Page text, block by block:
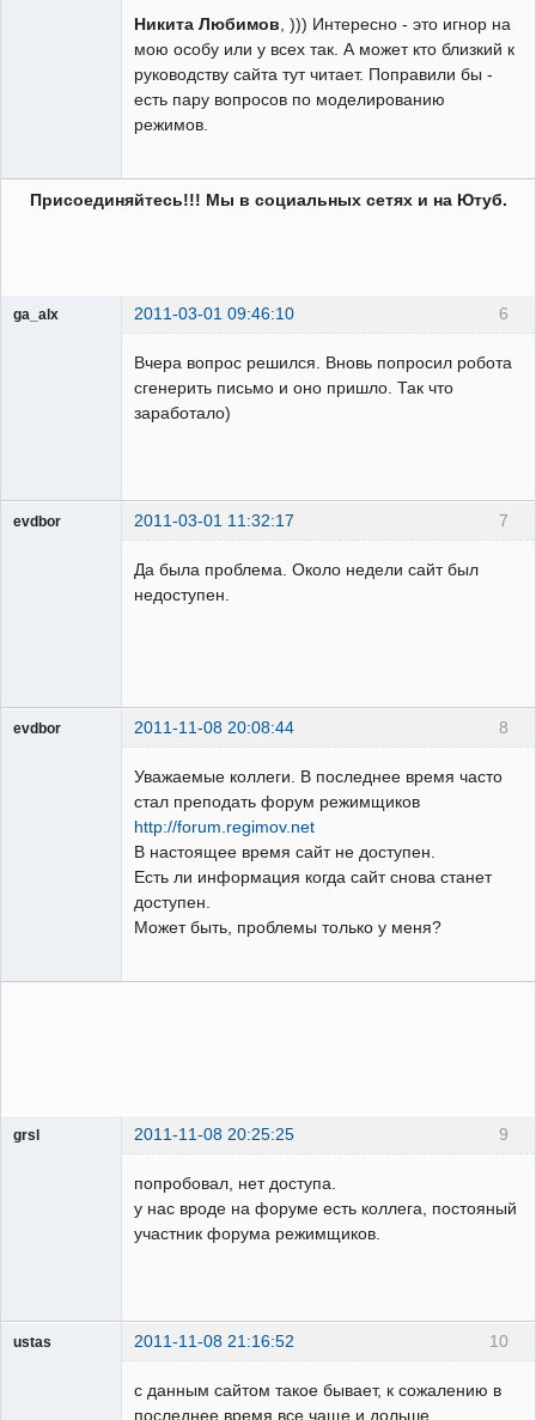
Никита Любимов , ))) Интересно - это игнор на
мою особу или у всех так. А может кто близкий к
руководству сайта тут читает. Поправили бы -
есть пару вопросов по моделированию
режимов.
Присоединяйтесь!!! Мы в социальных сетях и на Ютуб.
6
ga_alx 2011-03-01 09:46:10
Вчера вопрос решился. Вновь попросил робота
сгенерить письмо и оно пришло. Так что
заработало)
7
evdbor 2011-03-01 11:32:17
Да была проблема. Около недели сайт был
недоступен.
8
evdbor 2011-11-08 20:08:44
Уважаемые коллеги. В последнее время часто
стал преподать форум режимщиков
http://forum.regimov.net
В настоящее время сайт не доступен.
Есть ли информация когда сайт снова станет
доступен.
Может быть, проблемы только у меня?
9
grsl 2011-11-08 20:25:25
попробовал, нет доступа.
у нас вроде на форуме есть коллега, постояный
участник форума режимщиков.
10
ustas 2011-11-08 21:16:52
с данным сайтом такое бывает, к сожалению в
последнее время все чаще и дольше.